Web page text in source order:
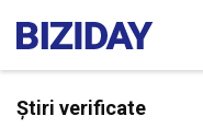
Știri verificate